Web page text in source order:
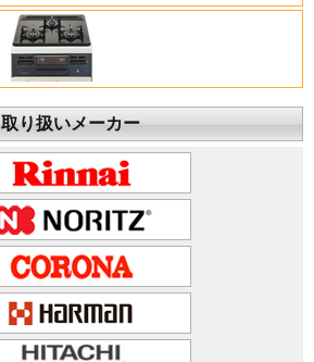
取り扱いメーカー